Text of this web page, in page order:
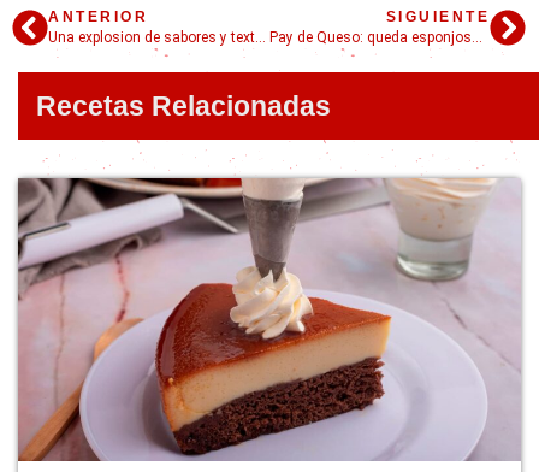
ANTERIOR
Una explosion de sabores y texturas llamada esquites mexicanos
SIGUIENTE
Pay de Queso: queda esponjoso y muy rico, imperdible
Recetas Relacionadas